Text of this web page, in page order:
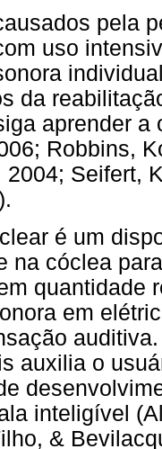
pela
uso
da
aprender a
Robbins,
2004; Seifert,
é um
na cóclea
quantidade
em
auxilia o
inteligível
&